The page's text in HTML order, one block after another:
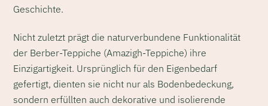
Geschichte.
Nicht zuletzt prägt die naturverbundene Funktionalität
der Berber-Teppiche (Amazigh-Teppiche) ihre
Einzigartigkeit. Ursprünglich für den Eigenbedarf
gefertigt, dienten sie nicht nur als Bodenbedeckung,
sondern erfüllten auch dekorative und isolierende